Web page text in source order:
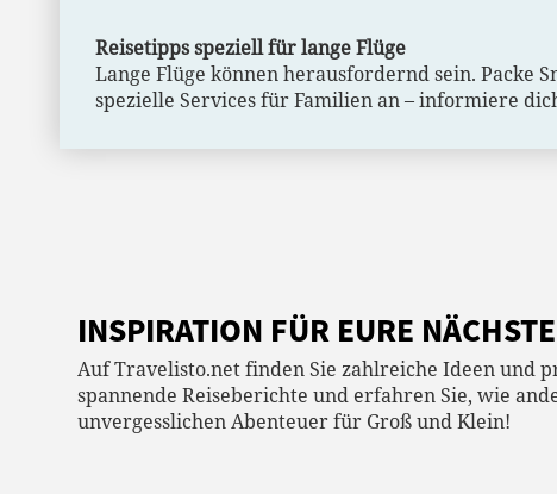
Reisetipps speziell für lange Flüge
Lange Flüge können herausfordernd sein. Packe
spezielle Services für Familien an – informiere
INSPIRATION FÜR EURE
Auf Travelisto.net finden Sie zahlreiche Ideen und
spannende Reiseberichte und erfahren Sie, wie
unvergesslichen Abenteuer für Groß und Klein!